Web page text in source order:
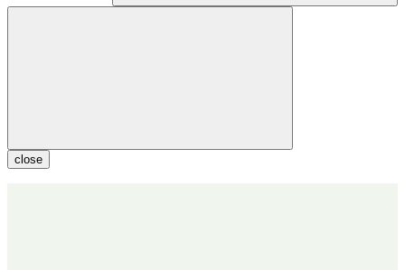
close